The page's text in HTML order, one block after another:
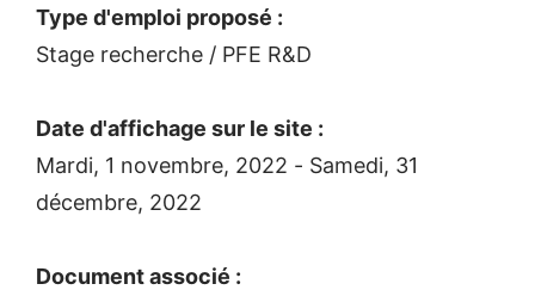
Type d'emploi proposé :
Stage recherche / PFE R&D
Date d'affichage sur le site :
Mardi, 1 novembre, 2022 - Samedi, 31
décembre, 2022
Document associé :